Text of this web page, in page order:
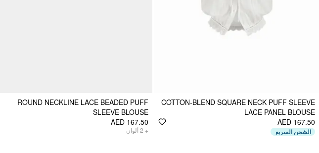
COTTON-BLEND SQUARE NECK PUFF SLEEVE
LACE PANEL BLOUSE
AED 167.50
الشحن السريع
ROUND NECKLINE LACE BEADED PUFF
SLEEVE BLOUSE
AED 167.50
+
2ألوان